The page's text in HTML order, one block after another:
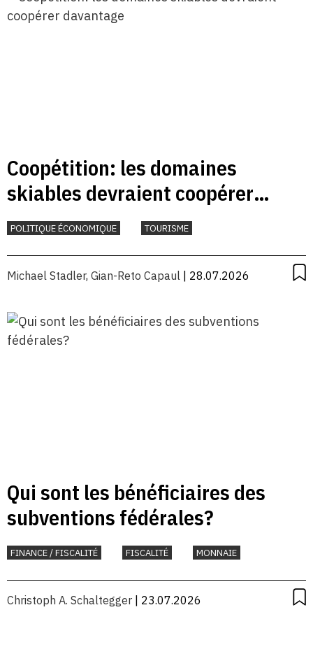
Coopétition: les domaines
skiables devraient coopérer
davantage
POLITIQUE ÉCONOMIQUE TOURISME
Michael Stadler, Gian-Reto Capaul | 28.07.2026
Qui sont les bénéficiaires des
subventions fédérales?
FINANCE / FISCALITÉ FISCALITÉ MONNAIE
Christoph A. Schaltegger | 23.07.2026